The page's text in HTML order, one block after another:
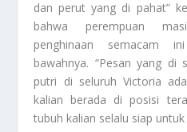
dan perut yang di pahat”
bahwa perempuan
penghinaan semacam
bawahnya. “Pesan yang di
putri di seluruh Victoria
kalian berada di posisi
tubuh kalian selalu siap